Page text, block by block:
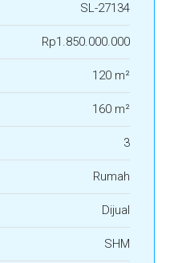
SL-27134
Rp1.850.000.000
120 m²
160 m²
3
Rumah
Dijual
SHM